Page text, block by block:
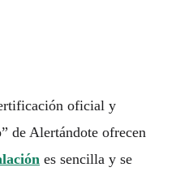
oficial y
de Alertándote ofrecen
es sencilla y se